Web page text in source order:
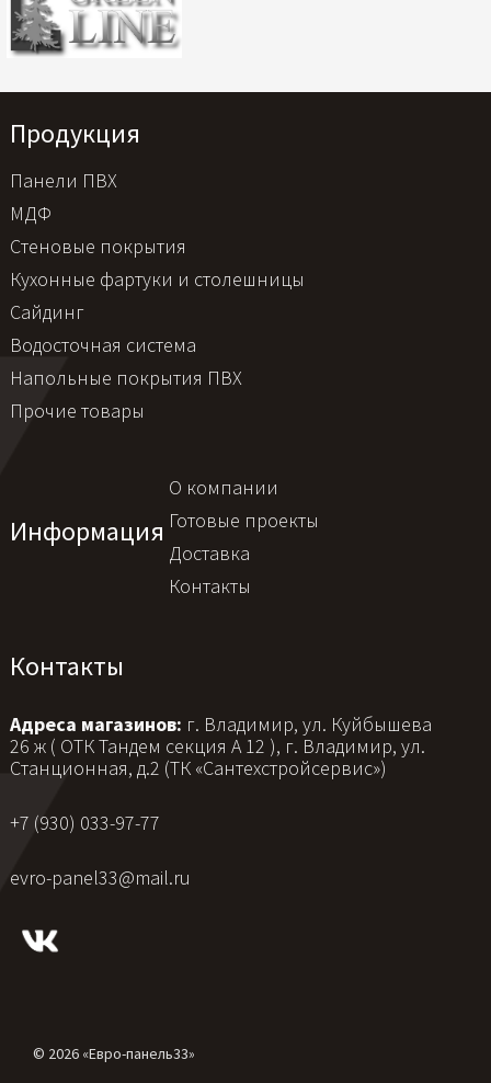
Продукция
Панели ПВХ
МДФ
Стеновые покрытия
Кухонные фартуки и столешницы
Сайдинг
Водосточная система
Напольные покрытия ПВХ
Прочие товары
Информация
О компании
Готовые проекты
Доставка
Контакты
Контакты
Адреса магазинов: г. Владимир, ул. Куйбышева
26 ж ( ОТК Тандем секция А 12 ), г. Владимир, ул.
Станционная, д.2 (ТК «Сантехстройсервис»)
+7 (930) 033-97-77
evro-panel33@mail.ru
© 2026 «Евро-панель33»